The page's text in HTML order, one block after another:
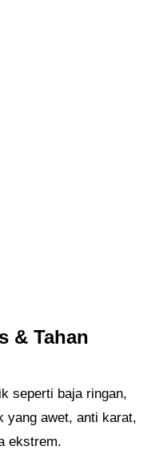
& Tahan
seperti baja ringan,
yang awet, anti karat,
ekstrem.